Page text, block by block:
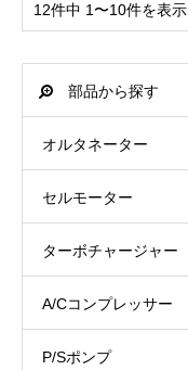
12件中 1〜10件を表示
部品から探す
オルタネーター
セルモーター
ターボチャージャー
A/Cコンプレッサー
P/Sポンプ